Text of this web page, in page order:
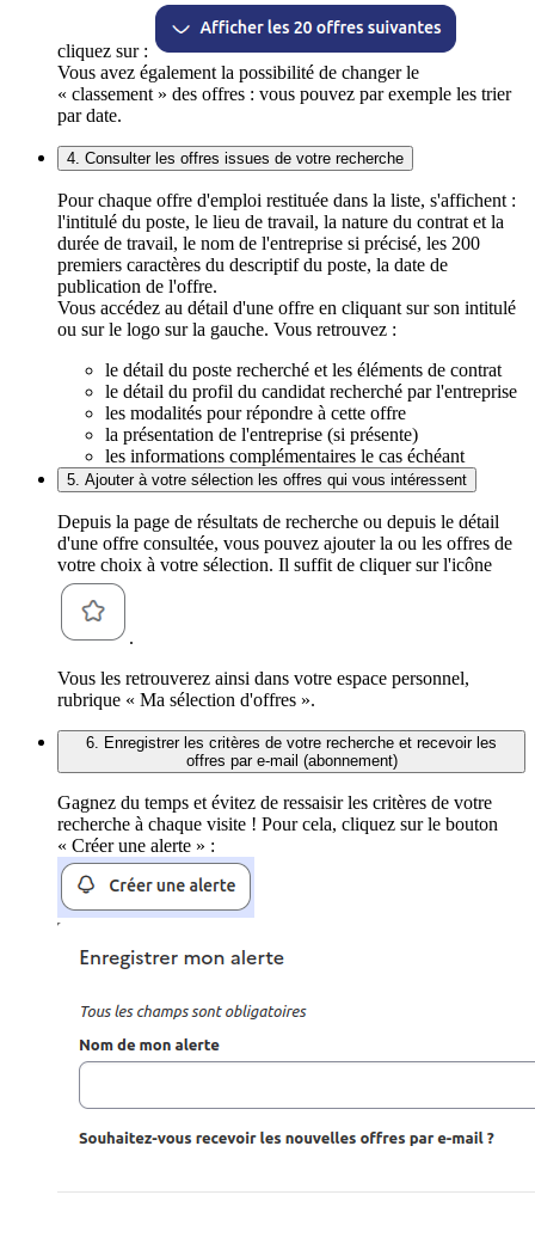
cliquez sur :
Vous avez également la possibilité de changer le
« classement » des offres : vous pouvez par exemple les trier
par date.
4. Consulter les offres issues de votre recherche
Pour chaque offre d'emploi restituée dans la liste, s'affichent :
l'intitulé du poste, le lieu de travail, la nature du contrat et la
durée de travail, le nom de l'entreprise si précisé, les 200
premiers caractères du descriptif du poste, la date de
publication de l'offre.
Vous accédez au détail d'une offre en cliquant sur son intitulé
ou sur le logo sur la gauche. Vous retrouvez :
le détail du poste recherché et les éléments de contrat
le détail du profil du candidat recherché par l'entreprise
les modalités pour répondre à cette offre
la présentation de l'entreprise (si présente)
les informations complémentaires le cas échéant
5. Ajouter à votre sélection les offres qui vous intéressent
Depuis la page de résultats de recherche ou depuis le détail
d'une offre consultée, vous pouvez ajouter la ou les offres de
votre choix à votre sélection. Il suffit de cliquer sur l'icône
.
Vous les retrouverez ainsi dans votre espace personnel,
rubrique « Ma sélection d'offres ».
6. Enregistrer les critères de votre recherche et recevoir les
offres par e-mail (abonnement)
Gagnez du temps et évitez de ressaisir les critères de votre
recherche à chaque visite ! Pour cela, cliquez sur le bouton
« Créer une alerte » :